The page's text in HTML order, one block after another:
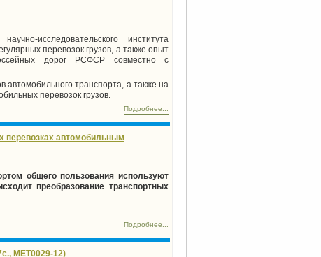
исследовательского института
перевозок грузов, а также опыт
дорог РСФСР совместно с
транспорта, а также на
перевозок грузов.
Подробнее...
перевозках автомобильным
общего пользования используют
преобразование транспортных
Подробнее...
MET0029-12)